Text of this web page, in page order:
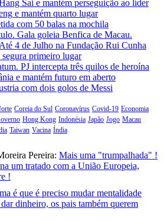
Sai e mantém perseguição ao líder
e mantém quarto lugar
com 50 balas na mochila
Gala goleia Benfica de Macau.
4 de Julho na Fundação Rui Cunha
segura primeiro lugar
PJ intercepta três quilos de heroína
e mantém futuro em aberto
com dois golos de Messi
Coreia do Sul Coronavírus Covid-19 Economia
Hong Kong Indonésia Japão Jogo Macau
Taiwan Vacina Índia
Pereira: Mais uma "trumpalhada" !
um tratado com a União Europeia,
!
é que é preciso mudar mentalidade
dinheiro, os pais também querem